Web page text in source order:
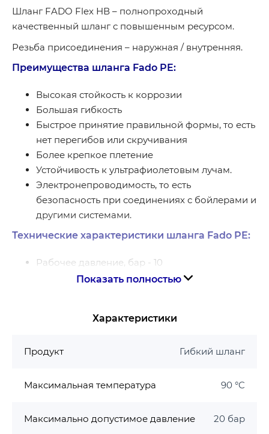
Шланг FADO Flex НВ – полнопроходный
качественный шланг с повышенным ресурсом.
Резьба присоединения – наружная / внутренняя.
Преимущества шланга Fado PE:
Высокая стойкость к коррозии
Большая гибкость
Быстрое принятие правильной формы, то есть
нет перегибов или скручивания
Более крепкое плетение
Устойчивость к ультрафиолетовым лучам.
Электронепроводимость, то есть
безопасность при соединениях с бойлерами и
другими системами.
Технические характеристики шланга Fado PE:
Рабочее давление, бар - 10
Максимальная рабочая температура, °С – 90
Использование в пищевых целях - Да
Наружный диаметр, мм – 12,5
617N
Показать полностью
Характеристики
Продукт Гибкий шланг
Максимальная температура 90 °C
Максимально допустимое давление 20 бар